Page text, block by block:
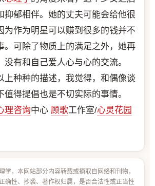
抑郁相伴。她的丈夫可能会给他很
为作为明星可以赚到很多的钱并不
。可除了物质上的满足之外，她再
没有和自己爱人心与心的交流。
种种的描述，我觉得，和偶像谈
值得提倡也是不切实际的事情。
理咨询中心 顾歌工作室/心灵花园
学，本网站部分内容转载或摘取自网络和刊物，
确性、抄袭、著作权归属，是否合法性或正当性